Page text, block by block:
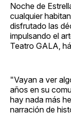
Noche de
cualquier
disfrutado las
impulsando el
Teatro GALA,
"Vayan a ver
años en su
hay nada más
narración de